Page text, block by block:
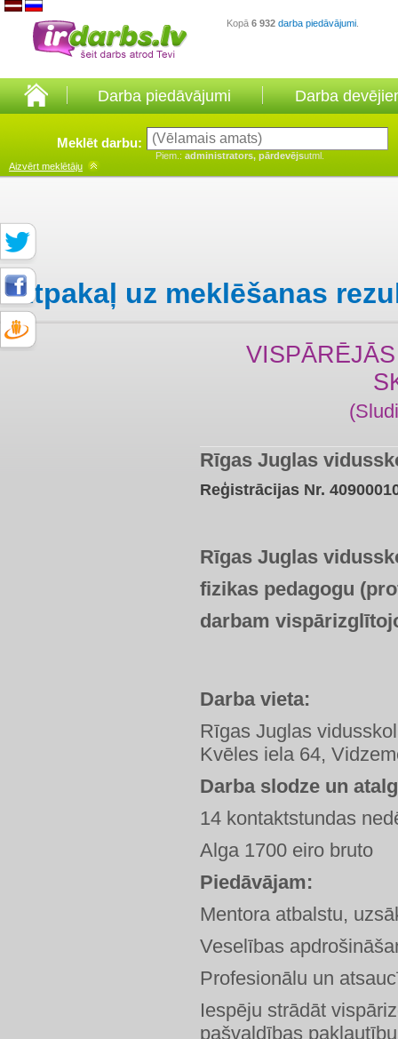
Kopā 6 932 darba piedāvājumi
Darba piedāvājumi Darba
Meklēt darbu:
Piem.: administrators, pārdevējsutml.
Aizvērt meklētāju
Atpakaļ uz meklēšanas
Rīgas Juglas
Reģistrācijas Nr.
Rīgas Juglas
fizikas pedagogu
darbam
Darba vieta:
Rīgas Juglas
Kvēles iela 64,
Darba slodze un
14 kontaktstundas
Alga 1700 eiro bruto
Piedāvājam:
Mentora atbalstu,
Veselības
Profesionālu un
Iespēju strādāt
pašvaldības